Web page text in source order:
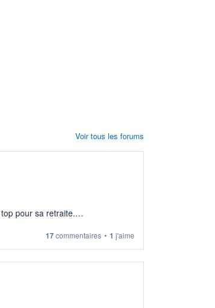
pour sa retraite.
17commentaires • 1 j'aime
Voir tous les forums